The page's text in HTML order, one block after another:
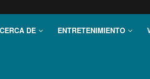
DE ENTRETENIMIENTO